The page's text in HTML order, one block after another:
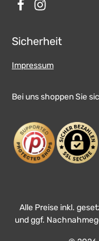
Sicherheit
Impressum
Bei uns shoppen Sie
Alle Preise inkl.
und ggf.